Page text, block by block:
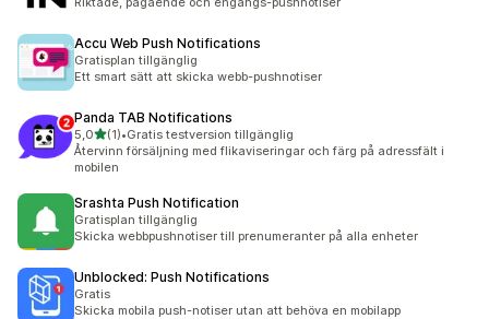
Accu Web Push Notifications
Gratisplan tillgänglig
Ett smart sätt att skicka webb-pushnotiser
Panda TAB Notifications
5,0av 5 stjärnor
(1)
1 recensioner totalt
•Gratis testversion tillgänglig
Återvinn försäljning med flikaviseringar och färg på adressfält i
mobilen
Srashta Push Notification
Gratisplan tillgänglig
Skicka webbpushnotiser till prenumeranter på alla enheter
Unblocked: Push Notifications
Gratis
Skicka mobila push-notiser utan att behöva en mobilapp